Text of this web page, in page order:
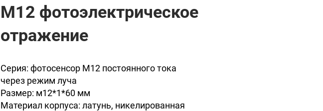
M12 фотоэлектрическое
отражение
Серия: фотосенсор M12 постоянного тока
через режим луча
Размер: м12*1*60 мм
Материал корпуса: латунь, никелированная